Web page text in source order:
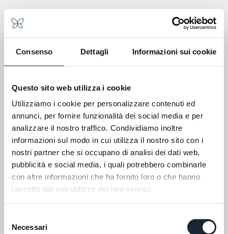
Consenso Dettagli Informazioni sui cookie
Questo sito web utilizza i cookie
Utilizziamo i cookie per personalizzare contenuti ed
annunci, per fornire funzionalità dei social media e per
analizzare il nostro traffico. Condividiamo inoltre
informazioni sul modo in cui utilizza il nostro sito con i
nostri partner che si occupano di analisi dei dati web,
pubblicità e social media, i quali potrebbero combinarle
con altre informazioni che ha fornito loro o che hanno
raccolto dal suo utilizzo dei loro servizi.
delNecessari
Fiori dalle diverse personalità, scelti con cura, lontano
dai soliti sentieri battuti. Non una catena di alberghi,
ma una collezione di pezzi unici, ognuno con il suo
carattere. Perché sì, i nostri hotel non sono solo un
posto in cui dormire, ma piccoli mondi da vivere.
SCOPRI THE BEGIN HOTELS
SCOPRI THE BEGIN HOTELS